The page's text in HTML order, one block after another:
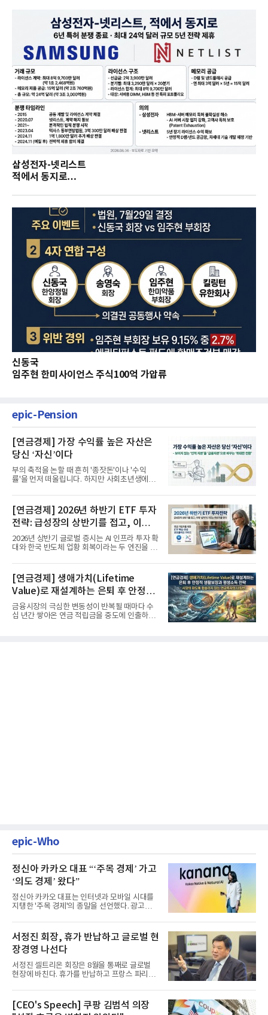
삼성전자-넷리스트
적에서 동지로…
신동국
임주현 한미사이언스 주식100억 가압류
epic-Pension
[연금경제] 가장 수익률 높은 자산은
당신 ‘자신’이다
부의 축적을 논할 때 흔히 '종잣돈'이나 '수익
률'을 먼저 떠올립니다. 하지만 사회초년생에게
[연금경제] 2026년 하반기 ETF 투자
전략: 급성장의 상반기를 접고, 이제
'실적'이 가르는 하반기를 맞다
2026년 상반기 글로벌 증시는 AI 인프라 투자 확
대와 한국 반도체 업황 회복이라는 두 엔진을 달
[연금경제] 생애가치(Lifetime
Value)로 재설계하는 은퇴 후 안정적
생활보장과 평생소득 전략
금융시장의 극심한 변동성이 반복될 때마다 수
십 년간 쌓아온 연금 적립금을 중도에 인출하거
epic-Who
정신아 카카오 대표 “‘주목 경제’ 가고
‘의도 경제’ 왔다”
정신아 카카오 대표는 인터넷과 모바일 시대를
지탱한 '주목 경제'의 종말을 선언했다. 광고를
서정진 회장, 휴가 반납하고 글로벌 현
장경영 나선다
서정진 셀트리온 회장은 8월을 통째로 글로벌
현장에 바친다. 휴가를 반납하고 프랑스 파리에
[CEO's Speech] 쿠팡 김범석 의장